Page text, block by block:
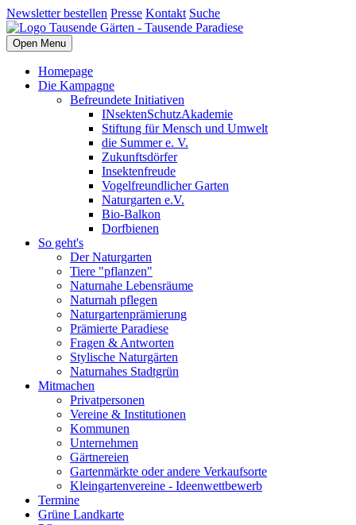
Newsletter bestellen Presse Kontakt Suche
Open Menu
Homepage
Die Kampagne
Befreundete Initiativen
INsektenSchutzAkademie
Stiftung für Mensch und Umwelt
die Summer e. V.
Zukunftsdörfer
Insektenfreude
Vogelfreundlicher Garten
Naturgarten e.V.
Bio-Balkon
Dorfbienen
So geht's
Der Naturgarten
Tiere "pflanzen"
Naturnahe Lebensräume
Naturnah pflegen
Naturgartenprämierung
Prämierte Paradiese
Fragen & Antworten
Stylische Naturgärten
Naturnahes Stadtgrün
Mitmachen
Privatpersonen
Vereine & Institutionen
Kommunen
Unternehmen
Gärtnereien
Gartenmärkte oder andere Verkaufsorte
Kleingartenvereine - Ideenwettbewerb
Termine
Grüne Landkarte